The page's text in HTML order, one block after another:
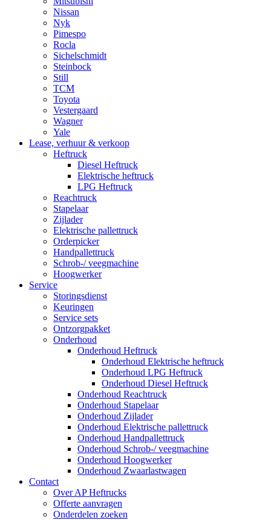
Nissan
Nyk
Pimespo
Rocla
Sichelschmidt
Steinbock
Still
TCM
Toyota
Vestergaard
Wagner
Yale
Lease, verhuur & verkoop
Heftruck
Diesel Heftruck
Elektrische heftruck
LPG Heftruck
Reachtruck
Stapelaar
Zijlader
Elektrische pallettruck
Orderpicker
Handpallettruck
Schrob-/ veegmachine
Hoogwerker
Service
Storingsdienst
Keuringen
Service sets
Ontzorgpakket
Onderhoud
Onderhoud Heftruck
Onderhoud Elektrische heftruck
Onderhoud LPG Heftruck
Onderhoud Diesel Heftruck
Onderhoud Reachtruck
Onderhoud Stapelaar
Onderhoud Zijlader
Onderhoud Elektrische pallettruck
Onderhoud Handpallettruck
Onderhoud Schrob-/ veegmachine
Onderhoud Hoogwerker
Onderhoud Zwaarlastwagen
Contact
Over AP Heftrucks
Offerte aanvragen
Onderdelen zoeken